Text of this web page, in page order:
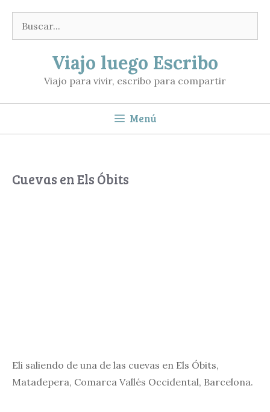
contenido
Buscar:
Viajo luego Escribo
Viajo para vivir, escribo para compartir
Menú
Cuevas en Els Óbits
Eli saliendo de una de las cuevas en Els Óbits,
Matadepera, Comarca Vallés Occidental, Barcelona.